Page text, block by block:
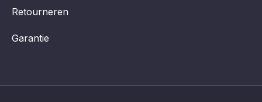
Retourneren
Garantie